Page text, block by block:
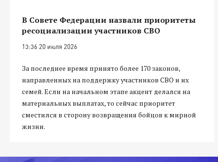
В Совете Федерации назвали приоритеты
ресоциализации участников СВО
13:36 20 июля 2026
За последнее время принято более 170 законов,
направленных на поддержку участников СВО и их
семей. Если на начальном этапе акцент делался на
материальных выплатах, то сейчас приоритет
сместился в сторону возвращения бойцов к мирной
жизни.